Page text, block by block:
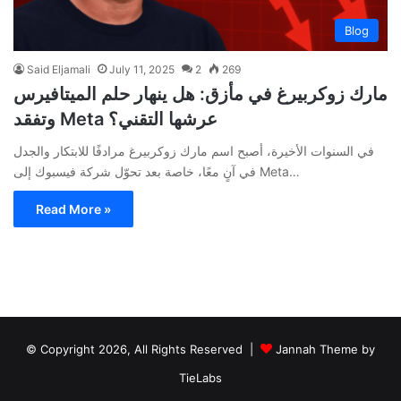
Blog
Said Eljamali July 11, 2025 2 269
مارك زوكربيرغ في مأزق: هل ينهار حلم الميتافيرس
وتفقد Meta عرشها التقني؟
في السنوات الأخيرة، أصبح اسم مارك زوكربيرغ مرادفًا للابتكار والجدل
في آنٍ معًا، خاصة بعد تحوّل شركة فيسبوك إلى Meta…
Read More »
© Copyright 2026, All Rights Reserved |
Jannah Theme by
TieLabs